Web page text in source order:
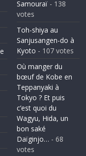
Samouraï- 138
votes
Toh-shiya au
Sanjusangen-do à
Kyoto - 107 votes
Où manger du
bœuf de Kobe en
Teppanyaki à
Tokyo ? Et puis
c’est quoi du
Wagyu, Hida, un
bon saké
Daïginjo… - 68
votes